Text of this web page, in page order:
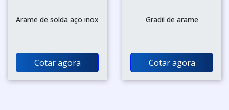
Arame de solda aço inox
Cotar agora
Gradil de arame
Cotar agora